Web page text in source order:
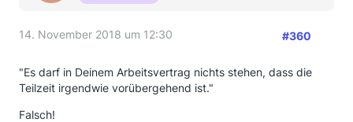
14. November 2018 um 12:30 #360
"Es darf in Deinem Arbeitsvertrag nichts stehen, dass die
Teilzeit irgendwie vorübergehend ist."
Falsch!